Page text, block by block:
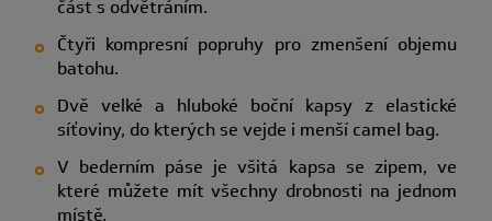
část s odvětráním.
Čtyři kompresní popruhy pro zmenšení objemu
batohu.
Dvě velké a hluboké boční kapsy z elastické
síťoviny, do kterých se vejde i menší camel bag.
V bederním páse je všitá kapsa se zipem, ve
které můžete mít všechny drobnosti na jednom
místě.